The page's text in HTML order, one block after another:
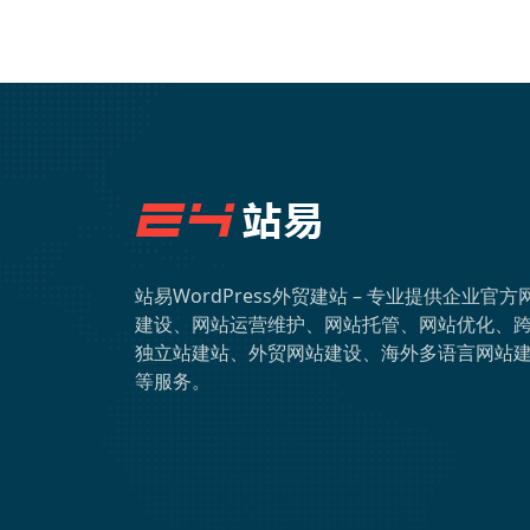
站易WordPress外贸建站 – 专业提供企业官方
建设、网站运营维护、网站托管、网站优化、
独立站建站、外贸网站建设、海外多语言网站
等服务。